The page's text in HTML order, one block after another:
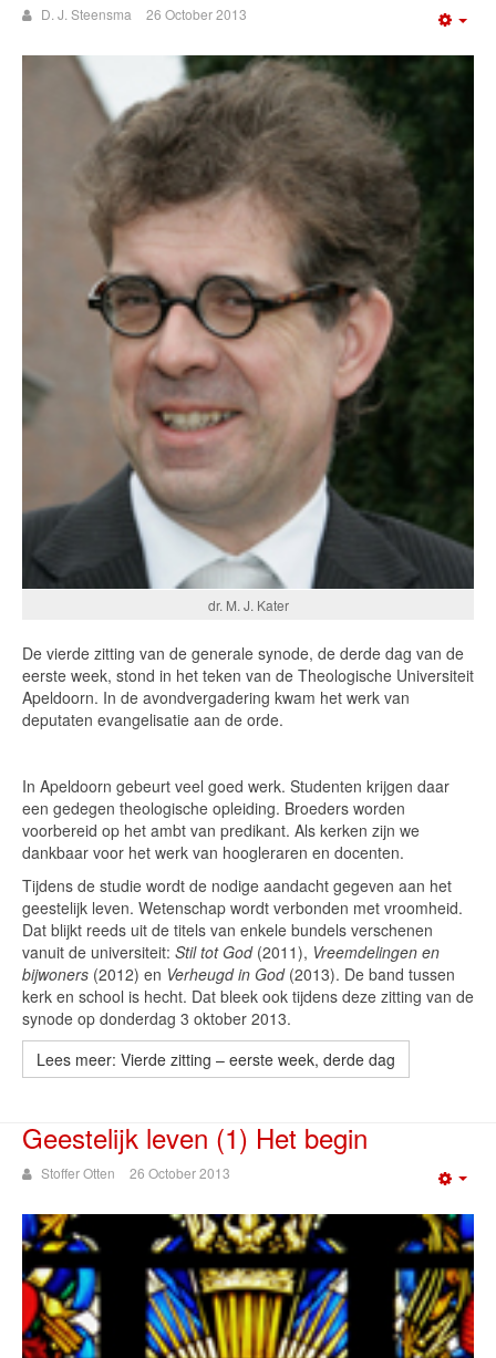
D. J. Steensma 26 October 2013
dr. M. J. Kater
De vierde zitting van de generale synode, de derde dag van de
eerste week, stond in het teken van de Theologische Universiteit
Apeldoorn. In de avondvergadering kwam het werk van
deputaten evangelisatie aan de orde.
In Apeldoorn gebeurt veel goed werk. Studenten krijgen daar
een gedegen theologische opleiding. Broeders worden
voorbereid op het ambt van predikant. Als kerken zijn we
dankbaar voor het werk van hoogleraren en docenten.
Tijdens de studie wordt de nodige aandacht gegeven aan het
geestelijk leven. Wetenschap wordt verbonden met vroomheid.
Dat blijkt reeds uit de titels van enkele bundels verschenen
vanuit de universiteit: Stil tot God(2011), Vreemdelingen en
bijwoners (2012) en Verheugd in God (2013). De band tussen
kerk en school is hecht. Dat bleek ook tijdens deze zitting van de
synode op donderdag 3 oktober 2013.
Lees meer: Vierde zitting – eerste week, derde dag
Geestelijk leven (1) Het begin
Stoffer Otten 26 October 2013